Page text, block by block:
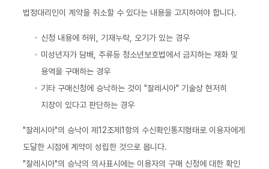
법정대리인이 계약을 취소할 수 있다는 내용을 고지하여야 합니다.
신청 내용에 허위, 기재누락, 오기가 있는 경우
미성년자가 담배, 주류등 청소년보호법에서 금지하는 재화 및
용역을 구매하는 경우
기타 구매신청에 승낙하는 것이 "잘레시아" 기술상 현저히
지장이 있다고 판단하는 경우
"잘레시아"의 승낙이 제12조제1항의 수신확인통지형태로 이용자에게
도달한 시점에 계약이 성립한 것으로 봅니다.
"잘레시아"의 승낙의 의사표시에는 이용자의 구매 신청에 대한 확인